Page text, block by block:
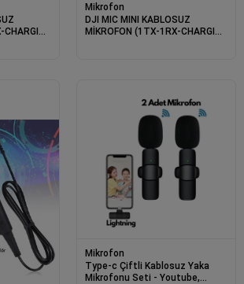
Mikrofon
DJI MIC MINI KABLOSUZ
MİKROFON (1TX-1RX-CHARGING
Mikrofon
Type-c Çiftli Kablosuz Yaka
Mikrofonu Seti - Youtube,